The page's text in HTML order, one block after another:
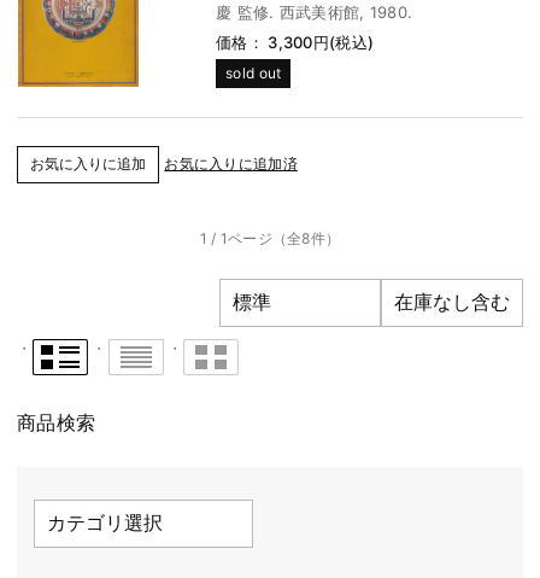
慶 監修. 西武美術館, 1980.
価格： 3,300円(税込)
sold out
お気に入りに追加済
1 / 1ページ （全8件）
商品検索